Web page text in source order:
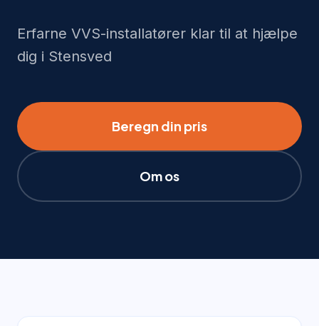
Erfarne VVS-installatører klar til at hjælpe
dig i Stensved
Beregn din pris
Om os